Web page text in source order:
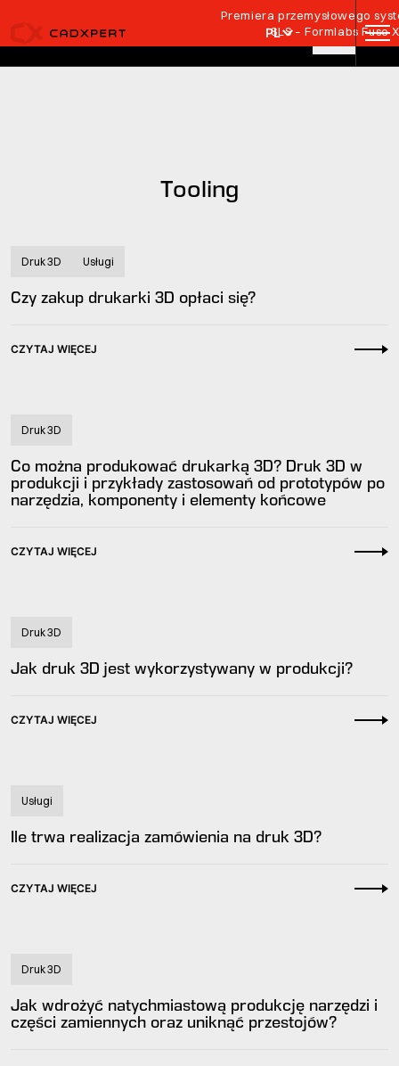
Premiera przemysłowego
SLS – Formlabs Fuse
PL
Tooling
Druk 3D Usługi
Czy zakup drukarki 3D opłaci się?
CZYTAJ WIĘCEJ
Druk 3D
Co można produkować drukarką 3D? Druk 3D w
produkcji i przykłady zastosowań od prototypów po
narzędzia, komponenty i elementy końcowe
CZYTAJ WIĘCEJ
Druk 3D
Jak druk 3D jest wykorzystywany w produkcji?
CZYTAJ WIĘCEJ
Usługi
Ile trwa realizacja zamówienia na druk 3D?
CZYTAJ WIĘCEJ
Druk 3D
Jak wdrożyć natychmiastową produkcję narzędzi i
części zamiennych oraz uniknąć przestojów?